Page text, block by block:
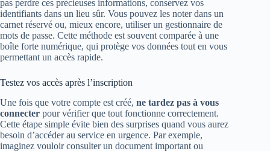
pas perdre ces précieuses informations, conservez vos
identifiants dans un lieu sûr. Vous pouvez les noter dans un
carnet réservé ou, mieux encore, utiliser un gestionnaire de
mots de passe. Cette méthode est souvent comparée à une
boîte forte numérique, qui protège vos données tout en vous
permettant un accès rapide.
Testez vos accès après l’inscription
Une fois que votre compte est créé, ne tardez pas à vous
connecter pour vérifier que tout fonctionne correctement.
Cette étape simple évite bien des surprises quand vous aurez
besoin d’accéder au service en urgence. Par exemple,
imaginez vouloir consulter un document important ou